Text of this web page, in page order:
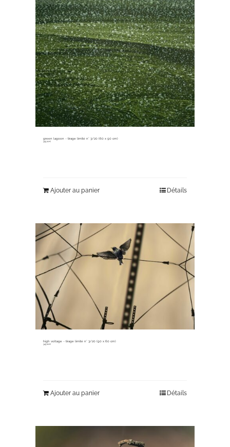
green lagoon ~ tirage limité n° 3/20 (60 x 90 cm)
345,00€
Ajouter au panier Détails
high voltage ~ tirage limité n° 3/20 (90 x 60 cm)
345,00€
Ajouter au panier Détails